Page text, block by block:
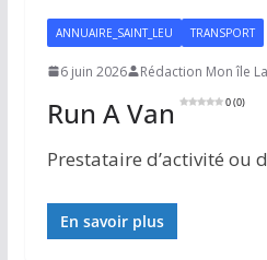
ANNUAIRE_SAINT_LEU TRANSPORT
6 juin 2026 Rédaction Mon île
Run A Van 0 (0)
Prestataire d’activité ou
En savoir plus